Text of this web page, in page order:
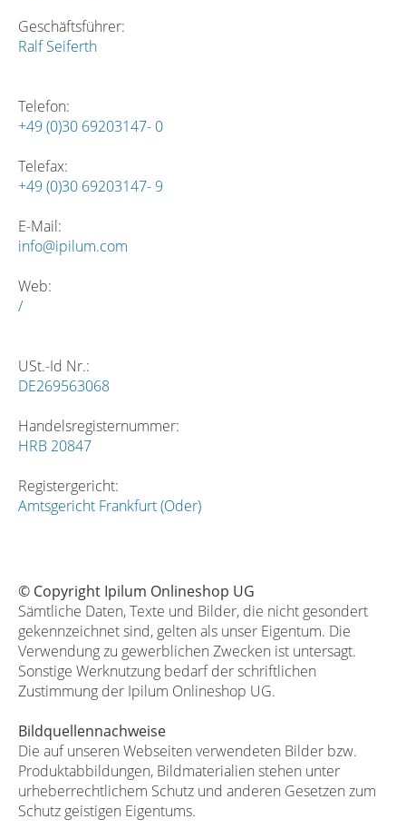
Geschäftsführer:
Ralf Seiferth
Telefon:
+49 (0)30 69203147- 0
Telefax:
+49 (0)30 69203147- 9
E-Mail:
info@ipilum.com
Web:
/
USt.-Id Nr.:
DE269563068
Handelsregisternummer:
HRB 20847
Registergericht:
Amtsgericht Frankfurt (Oder)
© Copyright Ipilum Onlineshop UG
Sämtliche Daten, Texte und Bilder, die nicht gesondert
gekennzeichnet sind, gelten als unser Eigentum. Die
Verwendung zu gewerblichen Zwecken ist untersagt.
Sonstige Werknutzung bedarf der schriftlichen
Zustimmung der Ipilum Onlineshop UG.
Bildquellennachweise
Die auf unseren Webseiten verwendeten Bilder bzw.
Produktabbildungen, Bildmaterialien stehen unter
urheberrechtlichem Schutz und anderen Gesetzen zum
Schutz geistigen Eigentums.